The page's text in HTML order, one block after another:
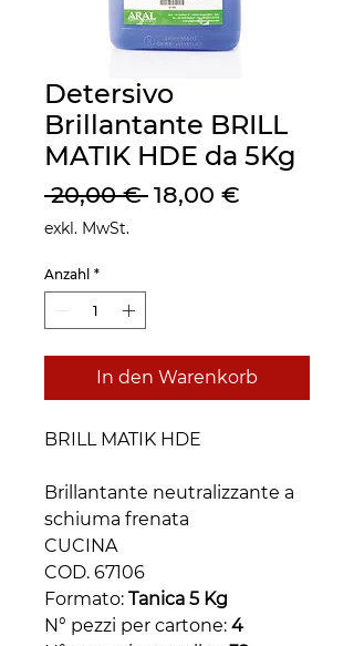
Detersivo
Brillantante BRILL
MATIK HDE da 5Kg
20,00 € Standardpreis
18,00 €
exkl. MwSt.
Anzahl *
In den Warenkorb
BRILL MATIK HDE
Brillantante neutralizzante a
schiuma frenata
CUCINA
COD. 67106
Formato: Tanica 5 Kg
N° pezzi per cartone: 4